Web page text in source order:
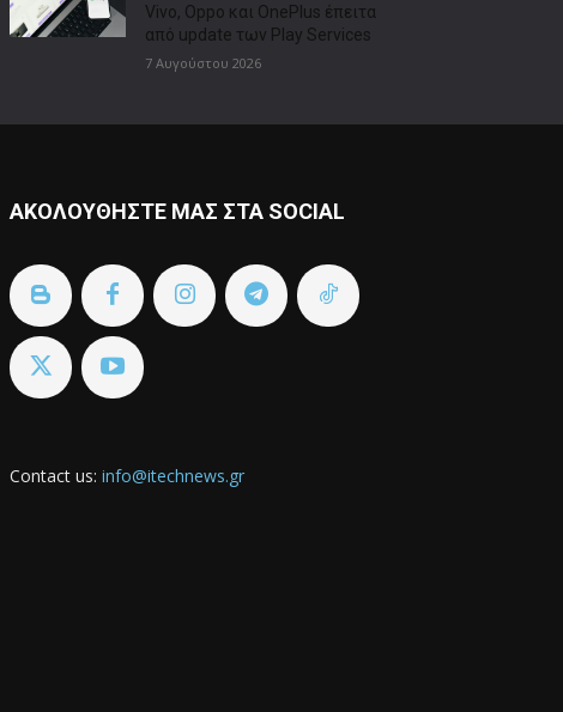
Vivo, Oppo και OnePlus έπειτα
από update των Play Services
7 Αυγούστου 2026
ΑΚΟΛΟΥΘΗΣΤΕ ΜΑΣ ΣΤΑ SOCIAL
Contact us: info@itechnews.gr